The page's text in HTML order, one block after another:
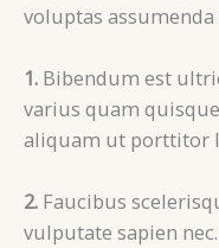
voluptas
1. Bibendum est
varius quam
aliquam ut porttitor
2. Faucibus
vulputate sapien